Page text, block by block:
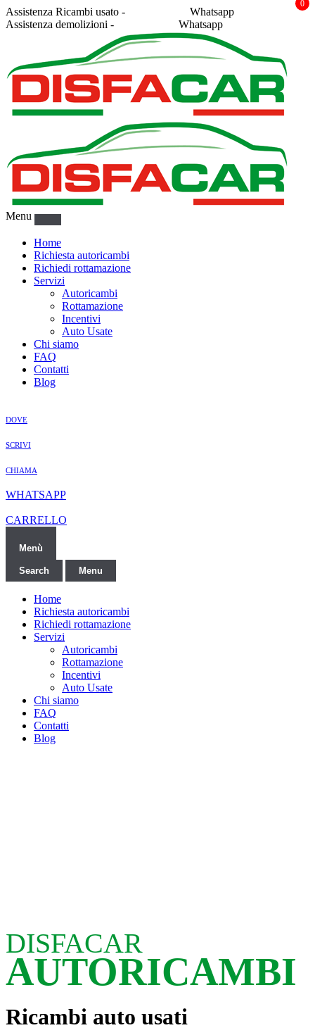
Assistenza Ricambi usato -
Whatsapp
Assistenza demolizioni -
Whatsapp
Menu
Home
Richiesta autoricambi
Richiedi rottamazione
Servizi
Autoricambi
Rottamazione
Incentivi
Auto Usate
Chi siamo
FAQ
Contatti
Blog
DOVE
SCRIVI
CHIAMA
WHATSAPP
0
CARRELLO
Menù
Search Menu
Home
Richiesta autoricambi
Richiedi rottamazione
Servizi
Autoricambi
Rottamazione
Incentivi
Auto Usate
Chi siamo
FAQ
Contatti
Blog
DISFACAR
AUTORICAMBI
Ricambi auto usati